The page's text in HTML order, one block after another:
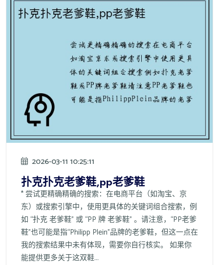
2026-03-11 10:25:11
扑克扑克老爹鞋,pp老爹鞋
* 尝试更精确精确的搜索：在电商平台（如淘宝、京
东）或搜索引擎中，使用更具体的关键词组合搜索，例
如 “扑克 老爹鞋” 或 “PP 牌 老爹鞋” 。请注意，“PP老爹
鞋”也可能是指“Philipp Plein”品牌的老爹鞋，但这一点在
我的搜索结果中未有体现，需要你自行核实。 如果你
能提供更多关于这双鞋...